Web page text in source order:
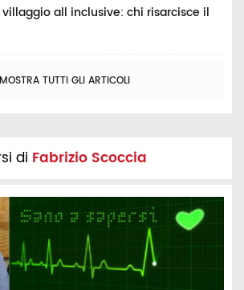
all inclusive: chi risarcisce il
MOSTRA TUTTI GLI ARTICOLI
di Fabrizio Scoccia